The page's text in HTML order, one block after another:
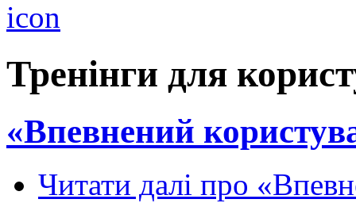
Тренінги для
«Впевнений
Читати далі про